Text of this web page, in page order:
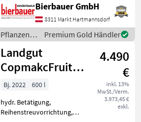
telefonischer Vereinbarung
gerne vor Ort besichtigt
und geprüft we
Bierbauer GmbH
8311 Markt Hartmannsdorf
Pflanzenschutz
/ Sonstige
Premium Gold Händler
Landgut
CopmakcFruit
SP52 INOX 600
Liter
4.490
€
inkl. 13%
MwSt./Verm.
3.973,45 €
exkl.
Bj. 2022
600 l
hydr. Betätigung,
Reihenstreuvorrichtung,